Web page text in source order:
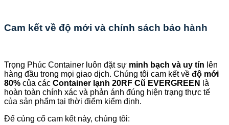
Cam kết về độ mới và chính sách bảo hành
Trọng Phúc Container luôn đặt sự minh bạch và uy tín lên
hàng đầu trong mọi giao dịch. Chúng tôi cam kết về độ mới
80% của các Container lạnh 20RF Cũ EVERGREEN
là
hoàn toàn chính xác và phản ánh đúng hiện trạng thực tế
của sản phẩm tại thời điểm kiểm định.
Để củng cố cam kết này, chúng tôi: